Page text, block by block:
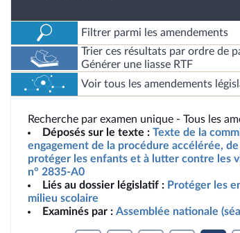
Filtrer parmi les amendements
Trier ces résultats par ordre de
Générer une liasse RTF
Voir tous les amendements
Recherche par examen unique - Tous les
Déposés sur le texte : Texte de la
engagement de la procédure accélérée,
protéger les enfants et à lutter contre les
n° 2835-A0
Liés au dossier législatif : Protéger les
milieu scolaire
Examinés par : Assemblée nationale